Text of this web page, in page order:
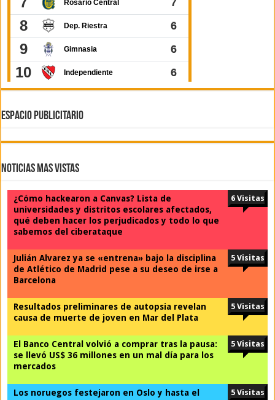
ESPACIO PUBLICITARIO
Noticias Mas Vistas
¿Cómo hackearon a Canvas? Lista de
universidades y distritos escolares afectados,
qué deben hacer los perjudicados y todo lo que
sabemos del ciberataque
6 Visitas
Julián Alvarez ya se «entrena» bajo la disciplina
de Atlético de Madrid pese a su deseo de irse a
Barcelona
5 Visitas
Resultados preliminares de autopsia revelan
causa de muerte de joven en Mar del Plata
5 Visitas
El Banco Central volvió a comprar tras la pausa:
se llevó US$ 36 millones en un mal día para los
mercados
5 Visitas
Los noruegos festejaron en Oslo y hasta el
5 Visitas